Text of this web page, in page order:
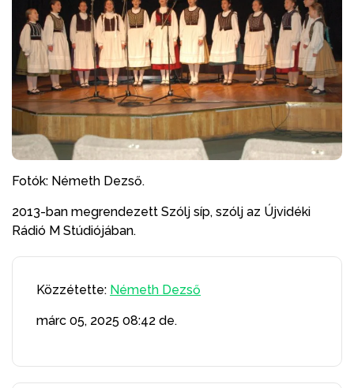
Fotók: Németh Dezső.
2013-ban megrendezett Szólj síp, szólj az Újvidéki
Rádió M Stúdiójában.
Közzétette: Németh Dezső
márc 05, 2025 08:42 de.